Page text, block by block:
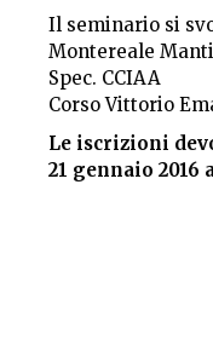
Il seminario si
Montereale
Spec. CCIAA
Corso Vittorio
Le iscrizioni
21 gennaio 2016